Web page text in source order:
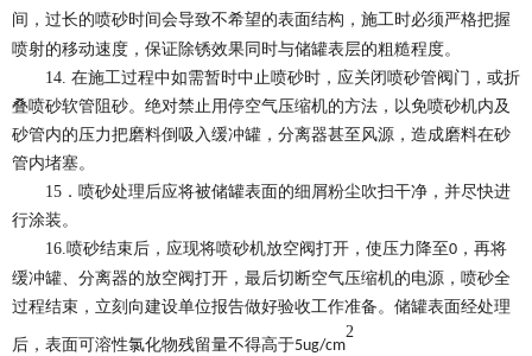
间，过长的喷砂时间会导致不希望的表面结构 ，施工时必须严格把握
喷射的移动速度，保证除锈效果同时与储罐表层的粗糙程度。
14. 在施工过程中如需暂时中止喷砂时，应关闭喷砂管阀门，或折
叠喷砂软管阻砂。绝对禁止用停空气压缩机的方法，以免喷砂机内及
砂管内的压力把磨料倒吸入缓冲罐，分离器甚至风源，造成磨料在砂
管内堵塞。
15 ．喷砂处理后应将被储罐表面的细屑粉尘吹扫干净，并尽快进
行涂装。
16.喷砂结束后，应现将喷砂机放空阀打开，使压力降至0 ，再将
缓冲罐、分离器的放空阀打开，最后切断空气压缩机的电源，喷砂全
过程结束，立刻向建设单位报告做好验收工作准备。储罐表面经处理
后，表面可溶性氯化物残留量不得高于5ug/cm
2